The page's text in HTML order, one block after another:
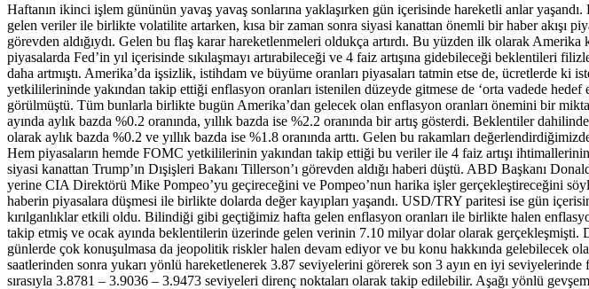
Haftanın ikinci işlem gününün yavaş yavaş sonlarına yaklaşırken gün içerisinde hareketli anlar
gelen veriler ile birlikte volatilite artarken, kısa bir zaman sonra siyasi kanattan önemli bir haber akışı
görevden aldığıydı. Gelen bu flaş karar hareketlenmeleri oldukça artırdı. Bu yüzden ilk olarak
piyasalarda Fed’in yıl içerisinde sıkılaşmayı artırabileceği ve 4 faiz artışına gidebileceği beklentileri
daha artmıştı. Amerika’da işsizlik, istihdam ve büyüme oranları piyasaları tatmin etse de, ücretlerde
yetkililerininde yakından takip ettiği enflasyon oranları istenilen düzeyde gitmese de ‘orta vadede
görülmüştü. Tüm bunlarla birlikte bugün Amerika’dan gelecek olan enflasyon oranları önemini bir
ayında aylık bazda %0.2 oranında, yıllık bazda ise %2.2 oranında bir artış gösterdi. Beklentiler
olarak aylık bazda %0.2 ve yıllık bazda ise %1.8 oranında arttı. Gelen bu rakamları
Hem piyasaların hemde FOMC yetkililerinin yakından takip ettiği bu veriler ile 4 faiz artışı
siyasi kanattan Trump’ın Dışişleri Bakanı Tillerson’ı görevden aldığı haberi düştü. ABD Başkanı
yerine CIA Direktörü Mike Pompeo’yu geçireceğini ve Pompeo’nun harika işler gerçekleştireceğini
haberin piyasalara düşmesi ile birlikte dolarda değer kayıpları yaşandı. USD/TRY paritesi ise gün
kırılganlıklar etkili oldu. Bilindiği gibi geçtiğimiz hafta gelen enflasyon oranları ile birlikte halen
takip etmiş ve ocak ayında beklentilerin üzerinde gelen verinin 7.10 milyar dolar olarak gerçekleşmişti.
günlerde çok konuşulmasa da jeopolitik riskler halen devam ediyor ve bu konu hakkında gelebilecek
saatlerinden sonra yukarı yönlü hareketlenerek 3.87 seviyelerini görerek son 3 ayın en iyi
sırasıyla 3.8781 – 3.9036 – 3.9473 seviyeleri direnç noktaları olarak takip edilebilir. Aşağı yönlü